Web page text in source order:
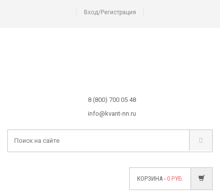
Вход/Регистрация
8 (800) 700 05 48
info@kvant-nn.ru
КОРЗИНА - 0 РУБ.